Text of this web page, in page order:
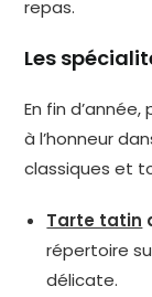
repas.
Les
En fin
à l’honneur
classiques et
Tarte tatin
répertoire
délicate.